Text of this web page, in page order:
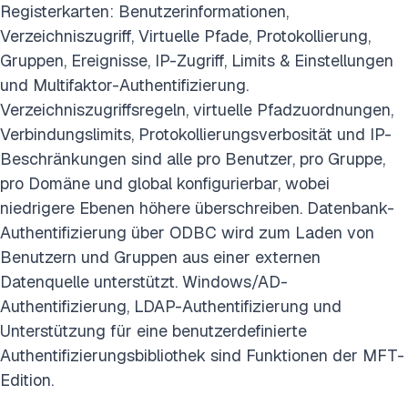
Registerkarten: Benutzerinformationen,
Verzeichniszugriff, Virtuelle Pfade, Protokollierung,
Gruppen, Ereignisse, IP-Zugriff, Limits & Einstellungen
und Multifaktor-Authentifizierung.
Verzeichniszugriffsregeln, virtuelle Pfadzuordnungen,
Verbindungslimits, Protokollierungsverbosität und IP-
Beschränkungen sind alle pro Benutzer, pro Gruppe,
pro Domäne und global konfigurierbar, wobei
niedrigere Ebenen höhere überschreiben. Datenbank-
Authentifizierung über ODBC wird zum Laden von
Benutzern und Gruppen aus einer externen
Datenquelle unterstützt. Windows/AD-
Authentifizierung, LDAP-Authentifizierung und
Unterstützung für eine benutzerdefinierte
Authentifizierungsbibliothek sind Funktionen der MFT-
Edition.